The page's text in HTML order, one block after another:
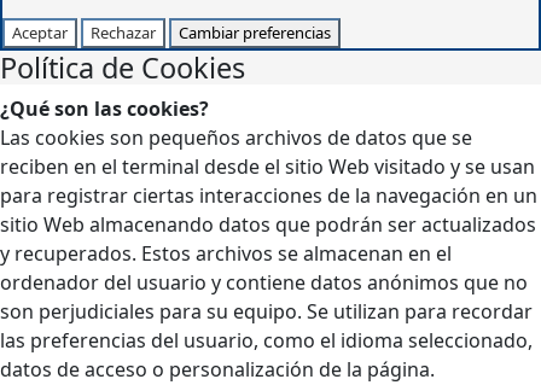
Aceptar Rechazar Cambiar preferencias
Política de Cookies
¿Qué son las cookies?
Las cookies son pequeños archivos de datos que se
reciben en el terminal desde el sitio Web visitado y se usan
para registrar ciertas interacciones de la navegación en un
sitio Web almacenando datos que podrán ser actualizados
y recuperados. Estos archivos se almacenan en el
ordenador del usuario y contiene datos anónimos que no
son perjudiciales para su equipo. Se utilizan para recordar
las preferencias del usuario, como el idioma seleccionado,
datos de acceso o personalización de la página.